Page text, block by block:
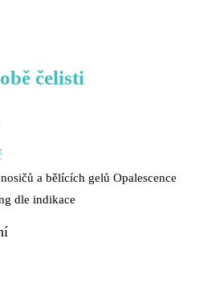
čelisti
a bělících gelů Opalescence
dle indikace